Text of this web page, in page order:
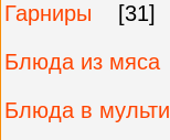
Гарниры
[31]
Блюда из мяса
Блюда в